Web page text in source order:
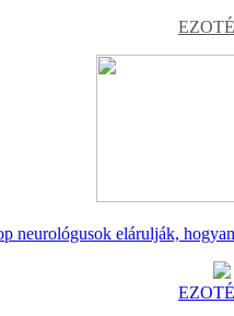
neurológusok elárulják,